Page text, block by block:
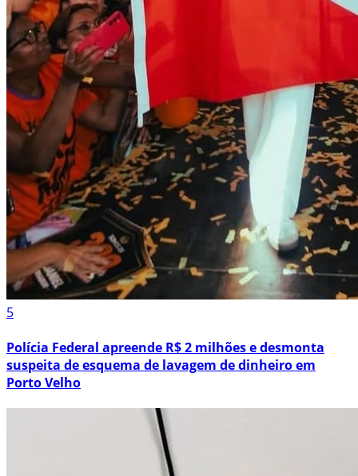
5
Polícia Federal apreende R$ 2 milhões e desmonta
suspeita de esquema de lavagem de dinheiro em
Porto Velho